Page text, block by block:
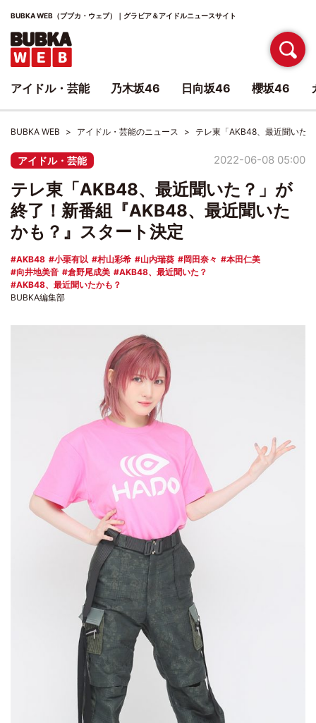
BUBKA WEB（ブブカ・ウェブ）｜グラビア＆アイドルニュースサイト
BUBKA WEB アイドル・芸能のニュース テレ東「AKB48、最近聞いた
アイドル・芸能 2022-06-08 05:00
テレ東「AKB48、最近聞いた？」が
終了！新番組『AKB48、最近聞いた
かも？』スタート決定
AKB48 小栗有以 村山彩希 山内瑞葵 岡田奈々
本田仁美
向井地美音
倉野尾成美
AKB48、最近聞いた？
AKB48、最近聞いたかも？
BUBKA編集部
アイドル・芸能 乃木坂46 日向坂46 櫻坂46